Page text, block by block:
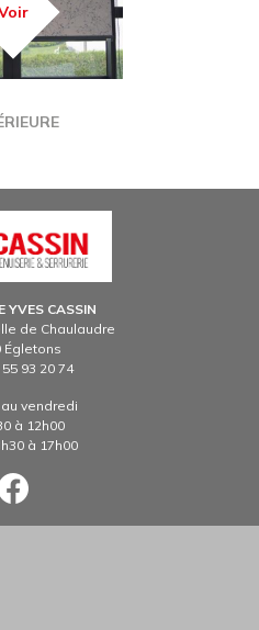
YVES CASSIN
de Chaulaudre
Égletons
55 93 20 74
vendredi
à 12h00
à 17h00